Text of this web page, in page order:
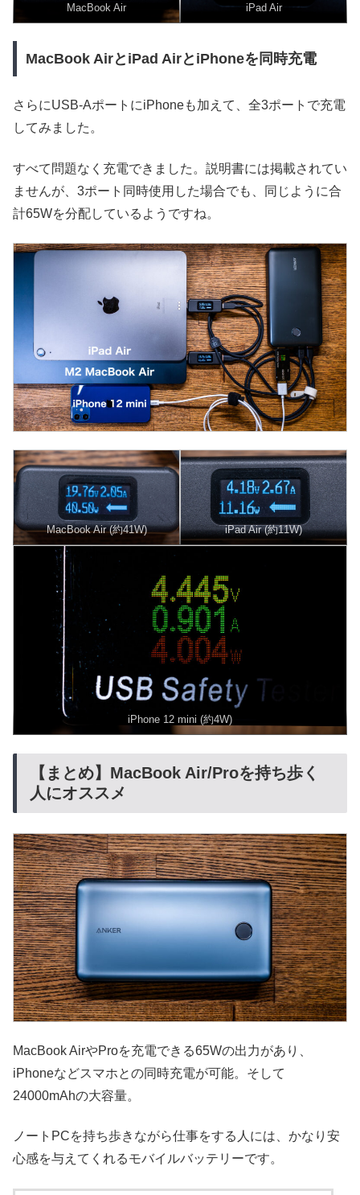
MacBook Air iPad Air
MacBook AirとiPad AirとiPhoneを同時充電
さらにUSB-AポートにiPhoneも加えて、全3ポートで充電
してみました。
すべて問題なく充電できました。説明書には掲載されてい
ませんが、3ポート同時使用した場合でも、同じように合
計65Wを分配しているようですね。
MacBook Air (約41W) iPad Air (約11W)
iPhone 12 mini (約4W)
【まとめ】MacBook Air/Proを持ち歩く
人にオススメ
MacBook AirやProを充電できる65Wの出力があり、
iPhoneなどスマホとの同時充電が可能。そして
24000mAhの大容量。
ノートPCを持ち歩きながら仕事をする人には、かなり安
心感を与えてくれるモバイルバッテリーです。